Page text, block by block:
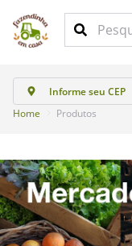
Informe seu CEP
Home
Produtos